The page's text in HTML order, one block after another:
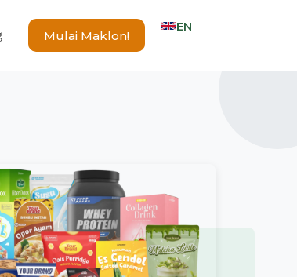
Mulai Maklon!
EN